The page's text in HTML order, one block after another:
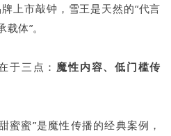
上市敲钟，雪王是天然的“代言
体”。
于三点： 魔性内容、低门槛传
蜜蜜”是魔性传播的经典案例，